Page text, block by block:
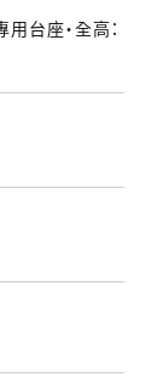
台座・全高：